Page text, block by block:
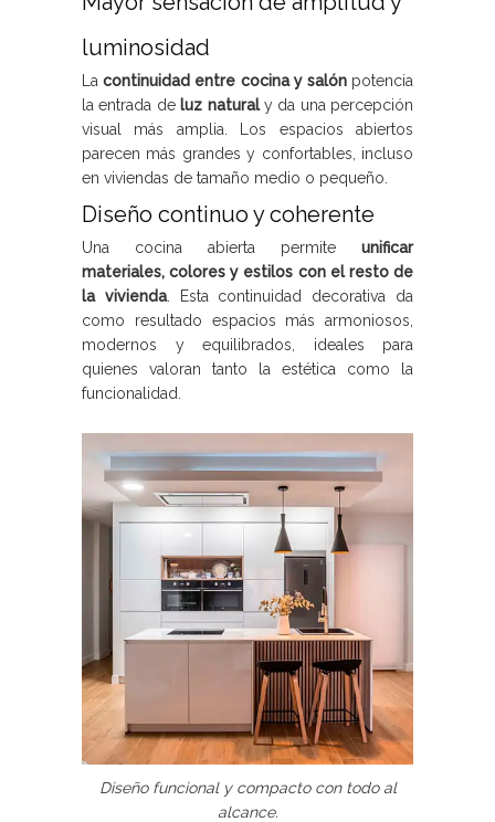
luminosidad
Lacontinuidad entre cocina y salónpotencia
la entrada de luz naturaly da una percepción
visual más amplia. Los espacios abiertos
parecen más grandes y confortables, incluso
en viviendas de tamaño medio o pequeño.
Diseño continuo y coherente
Una cocina abierta permite unificar
materiales, colores y estilos con el resto de
la vivienda. Esta continuidad decorativa da
como resultado espacios más armoniosos,
modernos y equilibrados, ideales para
quienes valoran tanto la estética como la
funcionalidad.
Diseño funcional y compacto con todo al
alcance.